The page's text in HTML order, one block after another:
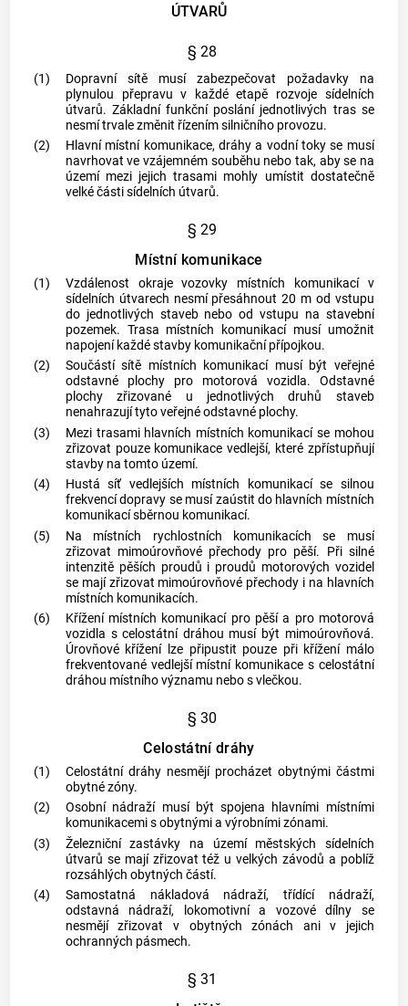
ÚTVARŮ
§ 28
(1)
Dopravní sítě musí zabezpečovat požadavky na
plynulou přepravu v každé etapě rozvoje sídelních
útvarů. Základní funkční poslání jednotlivých tras se
nesmí trvale změnit řízením silničního provozu.
(2)
Hlavní místní komunikace, dráhy a vodní toky se musí
navrhovat ve vzájemném souběhu nebo tak, aby se na
území mezi jejich trasami mohly umístit dostatečně
velké části sídelních útvarů.
§ 29
Místní komunikace
(1)
Vzdálenost okraje vozovky místních komunikací v
sídelních útvarech nesmí přesáhnout 20 m od vstupu
do jednotlivých staveb nebo od vstupu na stavební
pozemek. Trasa místních komunikací musí umožnit
napojení každé stavby komunikační přípojkou.
(2)
Součástí sítě místních komunikací musí být veřejné
odstavné plochy pro motorová vozidla. Odstavné
plochy zřizované u jednotlivých druhů staveb
nenahrazují tyto veřejné odstavné plochy.
(3)
Mezi trasami hlavních místních komunikací se mohou
zřizovat pouze komunikace vedlejší, které zpřístupňují
stavby na tomto území.
(4)
Hustá síť vedlejších místních komunikací se silnou
frekvencí dopravy se musí zaústit do hlavních místních
komunikací sběrnou komunikací.
(5)
Na místních rychlostních komunikacích se musí
zřizovat mimoúrovňové přechody pro pěší. Při silné
intenzitě pěších proudů i proudů motorových vozidel
se mají zřizovat mimoúrovňové přechody i na hlavních
místních komunikacích.
(6)
Křížení místních komunikací pro pěší a pro motorová
vozidla s celostátní dráhou musí být mimoúrovňová.
Úrovňové křížení lze připustit pouze při křížení málo
frekventované vedlejší místní komunikace s celostátní
dráhou místního významu nebo s vlečkou.
§ 30
Celostátní dráhy
(1)
Celostátní dráhy nesmějí procházet obytnými částmi
obytné zóny.
(2)
Osobní nádraží musí být spojena hlavními místními
komunikacemi s obytnými a výrobními zónami.
(3)
Železniční zastávky na území městských sídelních
útvarů se mají zřizovat též u velkých závodů a poblíž
rozsáhlých obytných částí.
(4)
Samostatná nákladová nádraží, třídící nádraží,
odstavná nádraží, lokomotivní a vozové dílny se
nesmějí zřizovat v obytných zónách ani v jejich
ochranných pásmech.
§ 31